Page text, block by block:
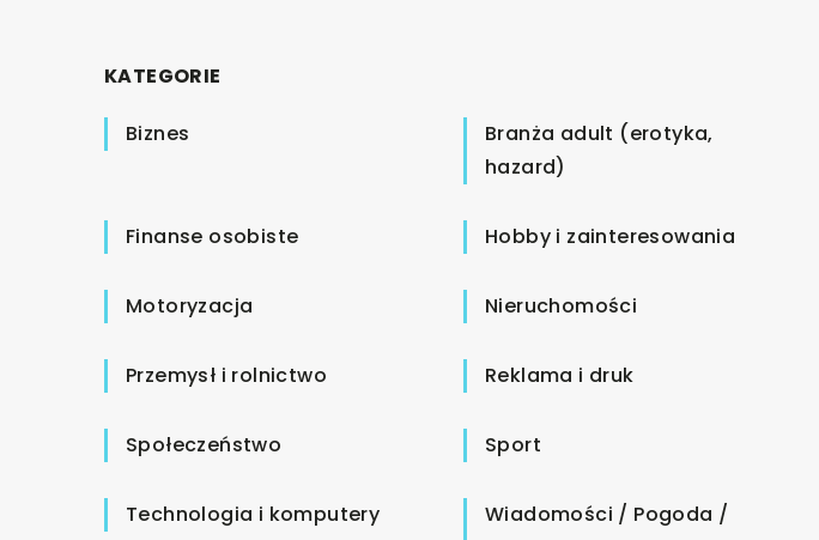
KATEGORIE
Biznes
Branża adult (erotyka,
hazard)
Finanse osobiste Hobby i zainteresowania
Motoryzacja Nieruchomości
Przemysł i rolnictwo Reklama i druk
Społeczeństwo Sport
Technologia i komputery
Wiadomości / Pogoda /